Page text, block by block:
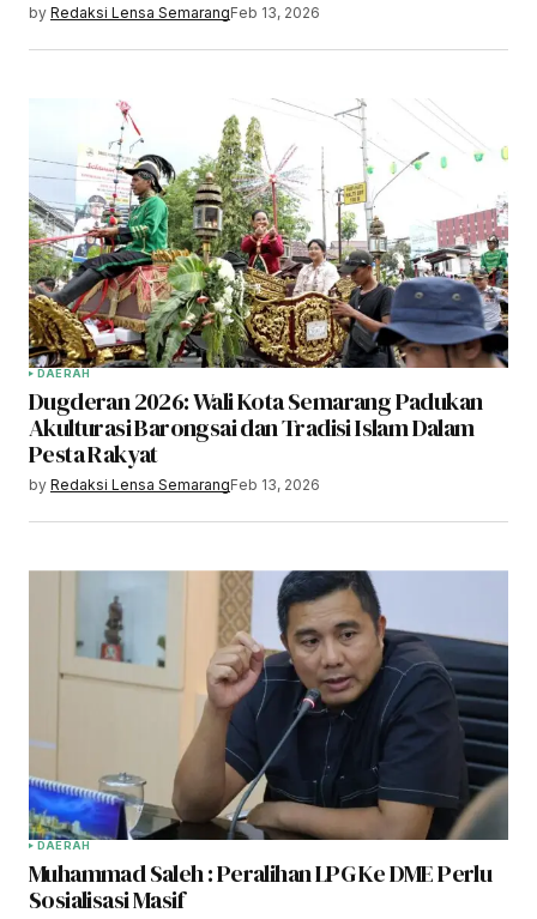
by Redaksi Lensa SemarangFeb 13, 2026
DAERAH
Dugderan 2026: Wali Kota Semarang Padukan
Akulturasi Barongsai dan Tradisi Islam Dalam
Pesta Rakyat
by Redaksi Lensa SemarangFeb 13, 2026
DAERAH
Muhammad Saleh : Peralihan LPG Ke DME Perlu
Sosialisasi Masif